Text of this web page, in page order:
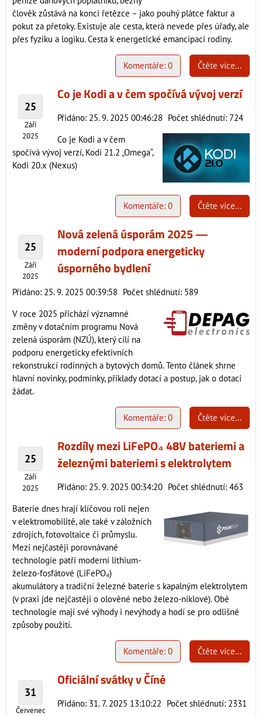
člověk zůstává na konci řetězce – jako pouhý plátce faktur a
pokut za přetoky. Existuje ale cesta, která nevede přes úřady, ale
přes fyziku a logiku. Cesta k energetické emancipaci rodiny.
Čtěte více...
Komentáře: 0
25
Září
2025
Co je Kodi a v čem spočívá vývoj verzí
Přidáno: 25. 9. 2025 00:46:28 Počet shlédnutí: 724
Co je Kodi a v čem
spočívá vývoj verzí, Kodi 21.2 „Omega“,
Kodi 20.x (Nexus)
Čtěte více...
Komentáře: 0
25
Září
2025
Nová zelená úsporám 2025 —
moderní podpora energeticky
úsporného bydlení
Přidáno: 25. 9. 2025 00:39:58 Počet shlédnutí: 589
V roce 2025 přichází významné
změny v dotačním programu Nová
zelená úsporám (NZÚ), který cílí na
podporu energeticky efektivních
rekonstrukcí rodinných a bytových domů. Tento článek shrne
hlavní novinky, podmínky, příklady dotací a postup, jak o dotaci
žádat.
Čtěte více...
Komentáře: 0
25
Září
2025
Rozdíly mezi LiFePO₄ 48V bateriemi a
železnými bateriemi s elektrolytem
Přidáno: 25. 9. 2025 00:34:20 Počet shlédnutí: 463
Baterie dnes hrají klíčovou roli nejen
v elektromobilitě, ale také v záložních
zdrojích, fotovoltaice či průmyslu.
Mezi nejčastěji porovnávané
technologie patří moderní lithium-
železo-fosfátové (LiFePO₄)
akumulátory a tradiční železné baterie s kapalným elektrolytem
(v praxi jde nejčastěji o olověné nebo železo-niklové). Obě
technologie mají své výhody i nevýhody a hodí se pro odlišné
způsoby použití.
Čtěte více...
Komentáře: 0
31
Červenec
Oficiální svátky v Číně
Přidáno: 31. 7. 2025 13:10:22 Počet shlédnutí: 2331